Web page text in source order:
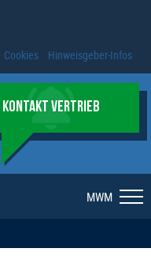
Cookies Hinweisgeber-Infos
KONTAKT VERTRIEB
MWM